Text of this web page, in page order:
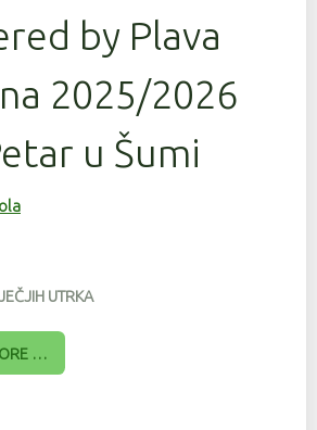
by Plava
2025/2026
u Šumi
UTRKA
…